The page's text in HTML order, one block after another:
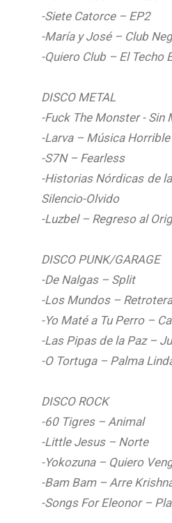
-Siete Catorce – EP2
-María y José – Club
-Quiero Club – El Techo
DISCO METAL
-Fuck The Monster - Sin
-Larva – Música Horrible
-S7N – Fearless
-Historias Nórdicas de
Silencio-Olvido
-Luzbel – Regreso al
DISCO PUNK/GARAGE
-De Nalgas – Split
-Los Mundos –
-Yo Maté a Tu Perro –
-Las Pipas de la Paz –
-O Tortuga – Palma
DISCO ROCK
-60 Tigres – Animal
-Little Jesus – Norte
-Yokozuna – Quiero
-Bam Bam – Arre
-Songs For Eleonor –